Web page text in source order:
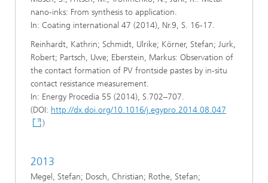
nano-inks: From synthesis to application.
In: Coating international 47 (2014), Nr.9, S. 16-17.
Reinhardt, Kathrin; Schmidt, Ulrike; Körner, Stefan; Jurk,
Robert; Partsch, Uwe; Eberstein, Markus: Observation of
the contact formation of PV frontside pastes by in-situ
contact resistance measurement.
In: Energy Procedia 55 (2014), S.702–707.
(DOI: http://dx.doi.org/10.1016/j.egypro.2014.08.047
)
2013
Megel, Stefan; Dosch, Christian; Rothe, Stefan;